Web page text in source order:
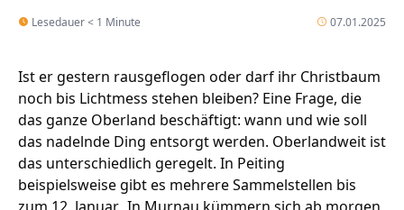
Lesedauer < 1 Minute 07.01.2025
Ist er gestern rausgeflogen oder darf ihr Christbaum
noch bis Lichtmess stehen bleiben? Eine Frage, die
das ganze Oberland beschäftigt: wann und wie soll
das nadelnde Ding entsorgt werden. Oberlandweit ist
das unterschiedlich geregelt. In Peiting
beispielsweise gibt es mehrere Sammelstellen bis